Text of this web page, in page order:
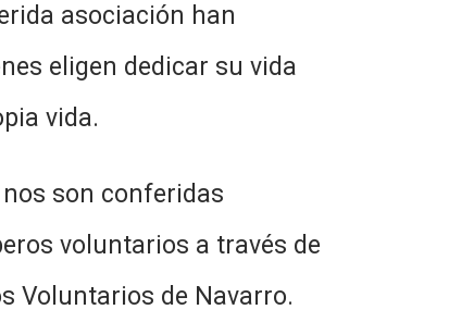
asociación han
eligen dedicar su vida
vida.
son conferidas
voluntarios a través de
Voluntarios de Navarro.